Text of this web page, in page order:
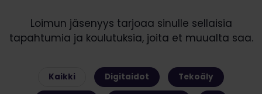
Loimun jäsenyys tarjoaa sinulle sellaisia
tapahtumia ja koulutuksia, joita et muualta saa.
Kaikki Digitaidot Tekoäly